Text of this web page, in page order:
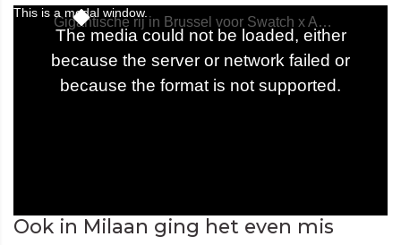
Ook in Milaan ging het even mis